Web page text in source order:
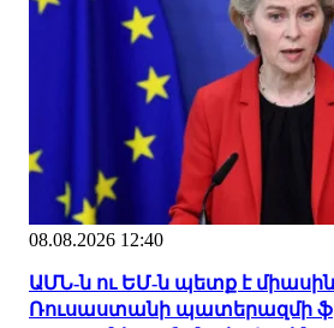
08.08.2026 12:40
ԱՄՆ-ն ու ԵՄ-ն պետք է
Ռուսաստանի պատերազմի